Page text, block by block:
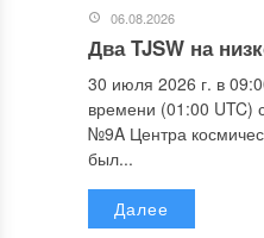
06.08.2026
Два TJSW на
30 июля 2026 г. в
времени (01:00 UTC)
№9A Центра
был...
Далее